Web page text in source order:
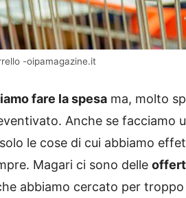
-oipamagazine.it
fare la spesa ma, molto
Anche se facciamo
le cose di cui abbiamo
Magari ci sono delle
abbiamo cercato per